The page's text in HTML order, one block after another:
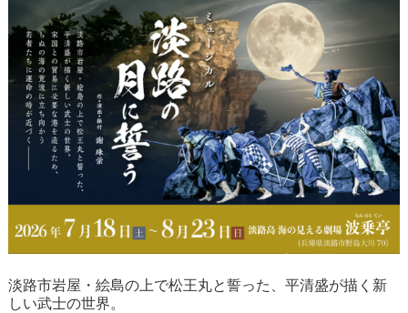
淡路市岩屋・絵島の上で松王丸と誓った、平清盛が描く新
しい武士の世界。